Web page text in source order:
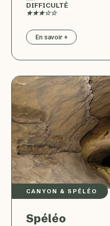
DIFFICULTÉ
★★★☆☆
En savoir +
CANYON & SPÉLÉO
Spéléo